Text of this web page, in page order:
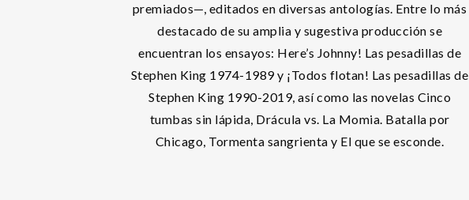
premiados—, editados en diversas antologías. Entre lo más
destacado de su amplia y sugestiva producción se
encuentran los ensayos: Here’s Johnny! Las pesadillas de
Stephen King 1974-1989 y ¡Todos flotan! Las pesadillas de
Stephen King 1990-2019, así como las novelas Cinco
tumbas sin lápida, Drácula vs. La Momia. Batalla por
Chicago, Tormenta sangrienta y El que se esconde.